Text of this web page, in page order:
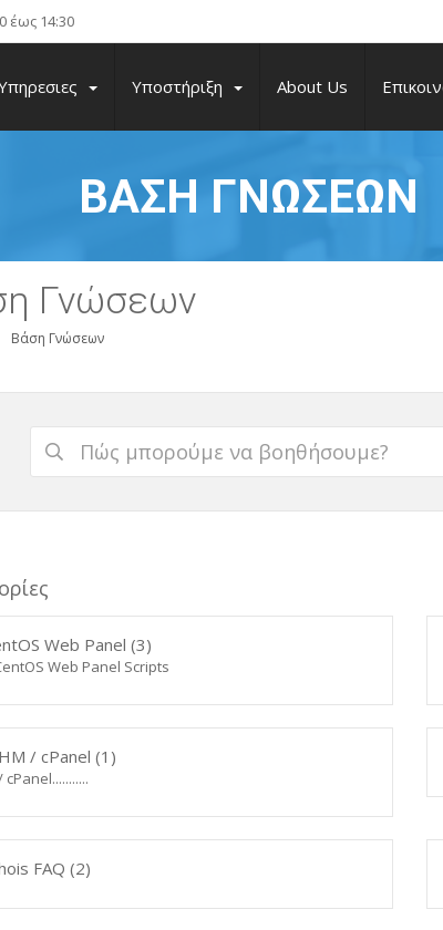
έως 14:30
Υποστήριξη About Us
ΒΆΣΗ ΓΝΏΣΕΩΝ
Γνώσεων
Βάση Γνώσεων
Web Panel (3)
Web Panel Scripts
/ cPanel (1)
cPanel...........
FAQ (2)